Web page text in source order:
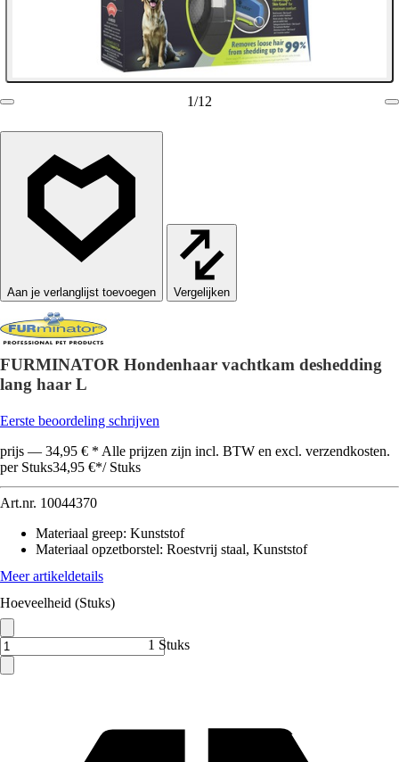
1/12
Vergelijken
FURMINATOR Hondenhaar vachtkam deshedding
lang haar L
Eerste beoordeling schrijven
prijs — 34,95 € * Alle prijzen zijn incl. BTW en excl. verzendkosten.
per Stuks34,95 €*/ Stuks
Art.nr. 10044370
Materiaal greep: Kunststof
Materiaal opzetborstel: Roestvrij staal, Kunststof
Meer artikeldetails
Hoeveelheid (Stuks)
1 Stuks